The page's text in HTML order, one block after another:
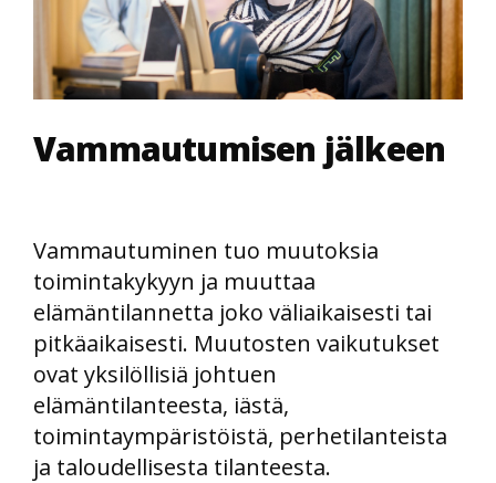
Vammautumisen jälkeen
Vammautuminen tuo muutoksia
toimintakykyyn ja muuttaa
elämäntilannetta joko väliaikaisesti tai
pitkäaikaisesti. Muutosten vaikutukset
ovat yksilöllisiä johtuen
elämäntilanteesta, iästä,
toimintaympäristöistä, perhetilanteista
ja taloudellisesta tilanteesta.